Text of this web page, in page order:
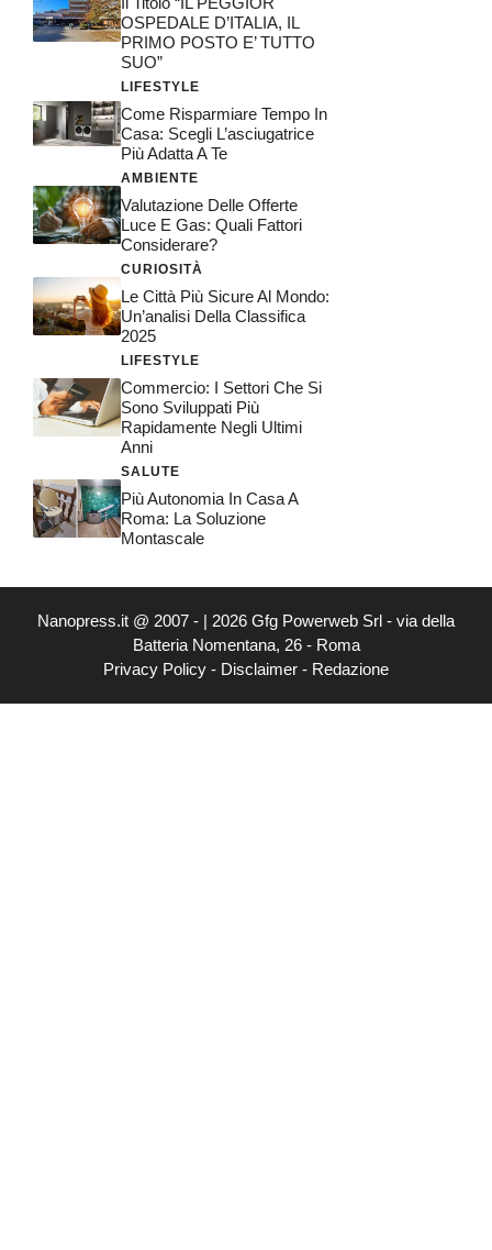
OSPEDALE D’ITALIA, IL
PRIMO POSTO E’ TUTTO
SUO”
LIFESTYLE
Come Risparmiare Tempo In
Casa: Scegli L’asciugatrice
Più Adatta A Te
AMBIENTE
Valutazione Delle Offerte
Luce E Gas: Quali Fattori
Considerare?
CURIOSITÀ
Le Città Più Sicure Al Mondo:
Un’analisi Della Classifica
2025
LIFESTYLE
Commercio: I Settori Che Si
Sono Sviluppati Più
Rapidamente Negli Ultimi
Anni
SALUTE
Più Autonomia In Casa A
Roma: La Soluzione
Montascale
Nanopress.it @ 2007 - | 2026 Gfg Powerweb Srl - via della
Batteria Nomentana, 26 - Roma
Privacy Policy - Disclaimer - Redazione